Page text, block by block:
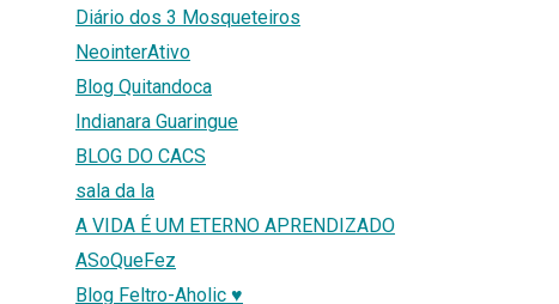
Diário dos 3 Mosqueteiros
NeointerAtivo
Blog Quitandoca
Indianara Guaringue
BLOG DO CACS
sala da la
A VIDA É UM ETERNO APRENDIZADO
ASoQueFez
Blog Feltro-Aholic ♥